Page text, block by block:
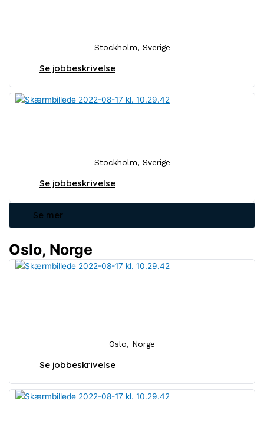
Stockholm, Sverige
Se jobbeskrivelse
Stockholm, Sverige
Se jobbeskrivelse
Se mer
Oslo, Norge
Oslo, Norge
Se jobbeskrivelse